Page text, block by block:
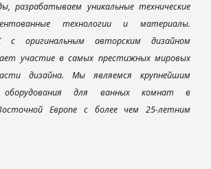
разрабатываем уникальные технические
технологии и материалы.
с оригинальным авторским дизайном
участие в самых престижных мировых
дизайна. Мы являемся крупнейшим
оборудования для ванных комнат в
Европе с более чем 25-летним